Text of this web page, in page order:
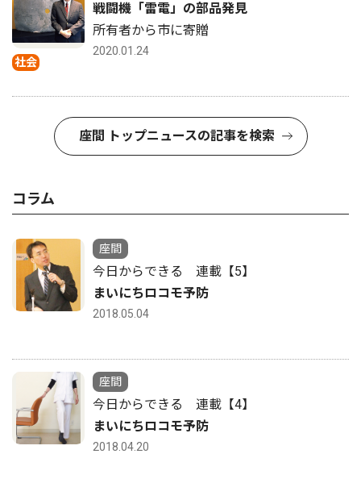
社会
戦闘機「雷電」の部品発見
所有者から市に寄贈
2020.01.24
座間 トップニュースの記事を検索
コラム
座間
今日からできる 連載【5】
まいにちロコモ予防
2018.05.04
座間
今日からできる 連載【4】
まいにちロコモ予防
2018.04.20